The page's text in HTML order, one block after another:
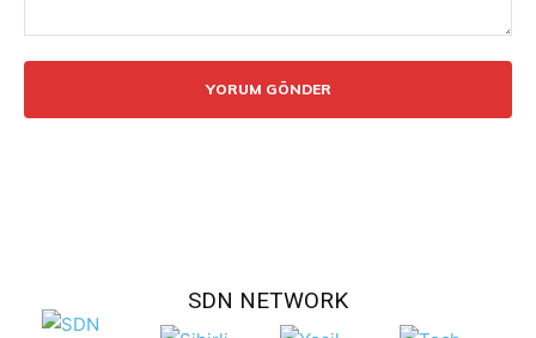
SDN NETWORK